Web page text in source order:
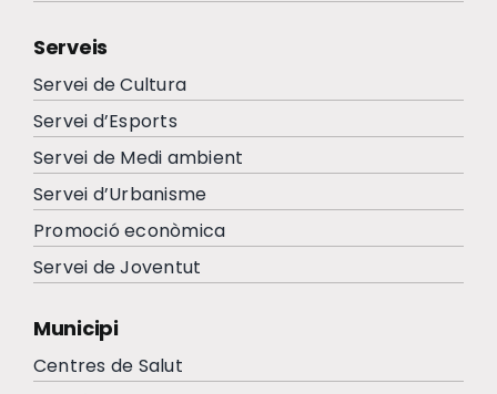
Serveis
Servei de Cultura
Servei d’Esports
Servei de Medi ambient
Servei d’Urbanisme
Promoció econòmica
Servei de Joventut
Municipi
Centres de Salut